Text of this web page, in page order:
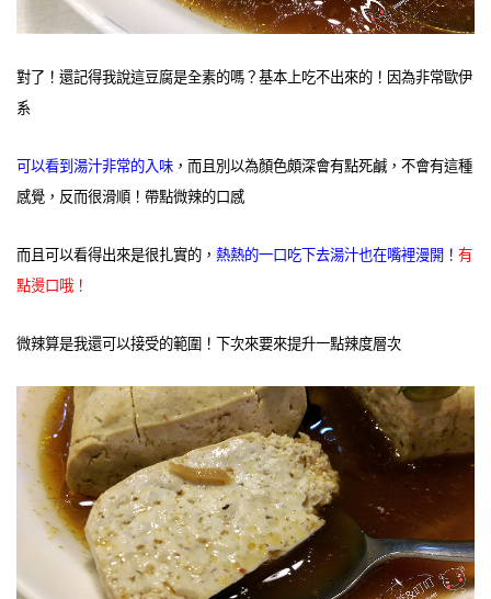
對了！還記得我說這豆腐是全素的嗎？基本上吃不出來的！因為非常歐伊
系
可以看到湯汁非常的入味 ，而且別以為顏色頗深會有點死鹹，不會有這種
感覺，反而很滑順！帶點微辣的口感
而且可以看得出來是很扎實的， 熱熱的一口吃下去湯汁也在嘴裡漫開！ 有
點燙口哦！
微辣算是我還可以接受的範圍！下次來要來提升一點辣度層次